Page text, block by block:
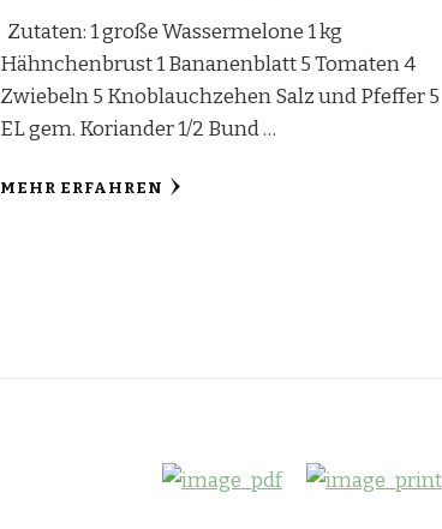
Zutaten: 1 große Wassermelone 1 kg
Hähnchenbrust 1 Bananenblatt 5 Tomaten 4
Zwiebeln 5 Knoblauchzehen Salz und Pfeffer 5
EL gem. Koriander 1/2 Bund …
MEHR ERFAHREN